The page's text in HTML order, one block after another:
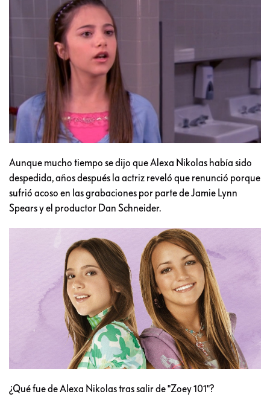
Aunque mucho tiempo se dijo que Alexa Nikolas había sido
despedida, años después la actriz reveló que renunció porque
sufrió acoso en las grabaciones por parte de Jamie Lynn
Spears y el productor Dan Schneider.
¿Qué fue de Alexa Nikolas tras salir de "Zoey 101"?